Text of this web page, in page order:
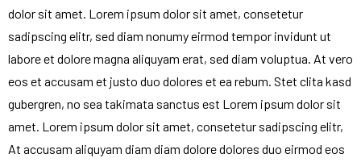
dolor sit amet. Lorem ipsum dolor sit amet, consetetur
sadipscing elitr, sed diam nonumy eirmod tempor invidunt ut
labore et dolore magna aliquyam erat, sed diam voluptua. At vero
eos et accusam et justo duo dolores et ea rebum. Stet clita kasd
gubergren, no sea takimata sanctus est Lorem ipsum dolor sit
amet. Lorem ipsum dolor sit amet, consetetur sadipscing elitr,
At accusam aliquyam diam diam dolore dolores duo eirmod eos